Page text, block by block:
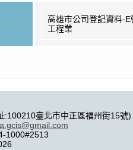
高雄市公司登記資料-E
工程業
:100210臺北市中正區福州街15號)
1000#2513